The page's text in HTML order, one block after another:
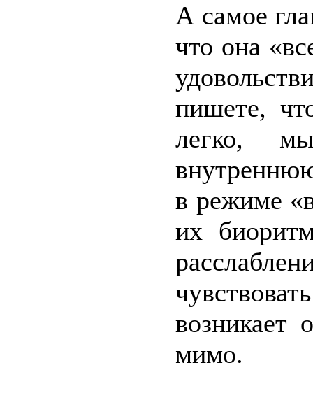
А самое
что она
пишете,
легко,
в режиме
их
возникает
мимо.